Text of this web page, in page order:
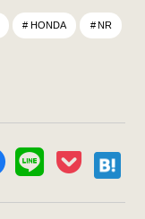
HONDA NR